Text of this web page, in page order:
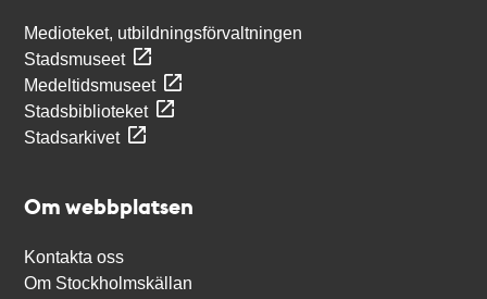
Medioteket, utbildningsförvaltningen
Stadsmuseet
Medeltidsmuseet
Stadsbiblioteket
Stadsarkivet
Om webbplatsen
Kontakta oss
Om Stockholmskällan